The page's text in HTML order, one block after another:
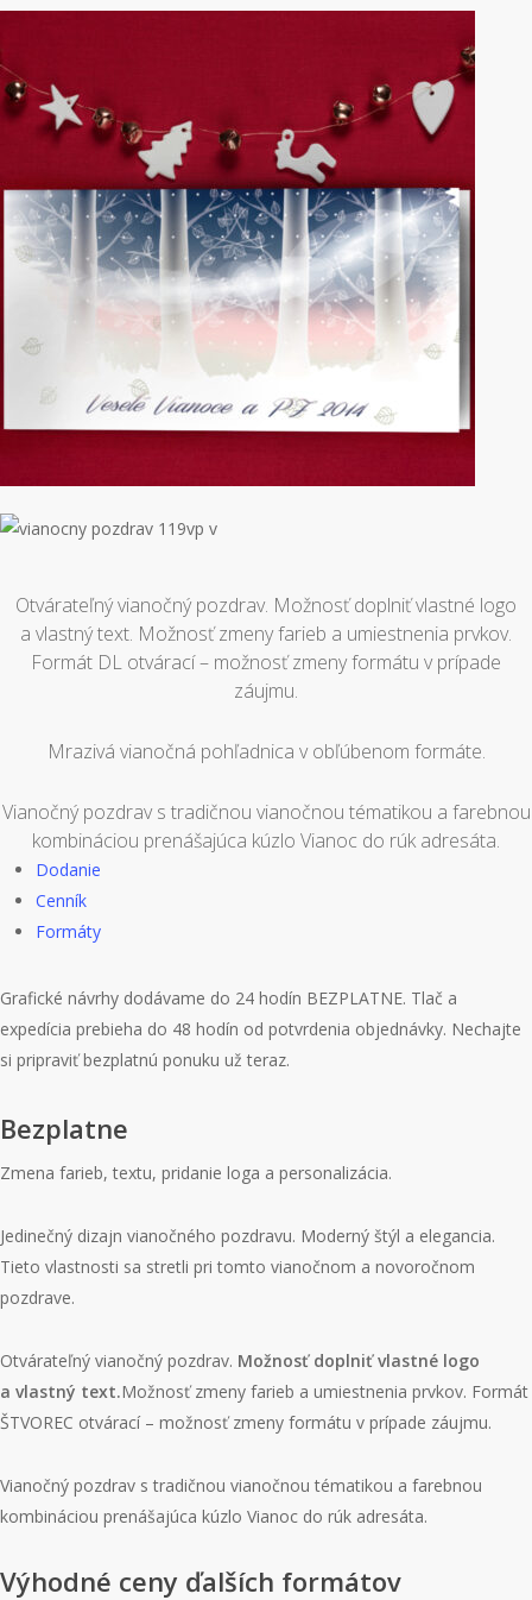
vianocny
pozdrav
119vp
Otvárateľný vianočný pozdrav. Možnosť doplniť vlastné logo
a vlastný text. Možnosť zmeny farieb a umiestnenia prvkov.
Formát DL otvárací – možnosť zmeny formátu v prípade
záujmu.
Mrazivá vianočná pohľadnica v obľúbenom formáte.
Vianočný pozdrav s tradičnou vianočnou tématikou a farebnou
kombináciou prenášajúca kúzlo Vianoc do rúk adresáta.
Dodanie
Cenník
Formáty
Grafické návrhy dodávame do 24 hodín BEZPLATNE. Tlač a
expedícia prebieha do 48 hodín od potvrdenia objednávky. Nechajte
si pripraviť bezplatnú ponuku už teraz.
Bezplatne
Zmena farieb, textu, pridanie loga a personalizácia.
Jedinečný dizajn vianočného pozdravu. Moderný štýl a elegancia.
Tieto vlastnosti sa stretli pri tomto vianočnom a novoročnom
pozdrave.
Otvárateľný vianočný pozdrav. Možnosť doplniť vlastné logo
a vlastný text.Možnosť zmeny farieb a umiestnenia prvkov. Formát
ŠTVOREC otvárací – možnosť zmeny formátu v prípade záujmu.
Vianočný pozdrav s tradičnou vianočnou tématikou a farebnou
kombináciou prenášajúca kúzlo Vianoc do rúk adresáta.
Výhodné ceny ďalších formátov